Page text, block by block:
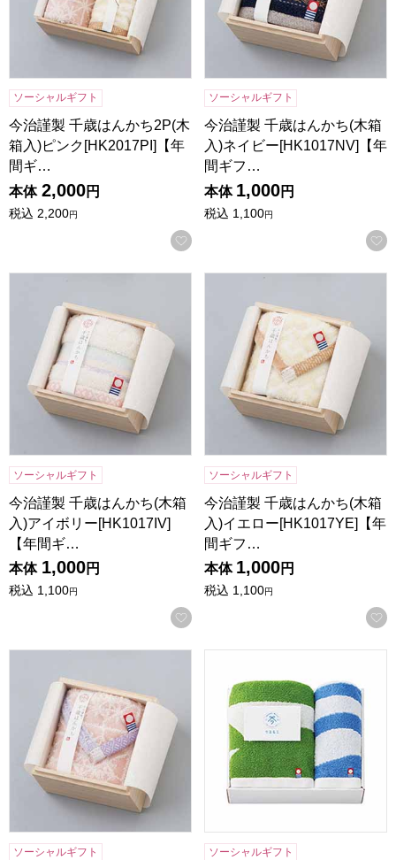
ソーシャルギフト
今治謹製 千歳はんかち2P(木
箱入)ピンク[HK2017PI]【年
間ギ…
本体 2,000円
税込 2,200円
お気に入りに登録する
ソーシャルギフト
今治謹製 千歳はんかち(木箱
入)ネイビー[HK1017NV]【年
間ギフ…
本体 1,000円
税込 1,100円
今治謹製 千歳はんかち(木箱入)アイボリー[HK1017IV]【年間
ソーシャルギフト
今治謹製 千歳はんかち(木箱
入)アイボリー[HK1017IV]
【年間ギ…
本体 1,000円
税込 1,100円
お気に入りに登録する
今治謹製 千歳はんかち(木箱
ソーシャルギフト
今治謹製 千歳はんかち(木箱
入)イエロー[HK1017YE]【年
間ギフ…
本体 1,000円
税込 1,100円
ソーシャルギフト ソーシャルギフト